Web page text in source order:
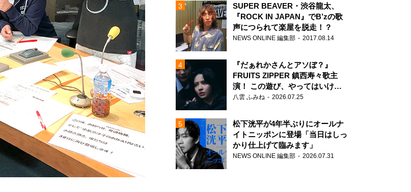
SUPER BEAVER・渋谷龍太、
『ROCK IN JAPAN』でB’zの歌
声につられて楽屋を脱走！？
NEWS ONLINE 編集部 2017.08.14
『だぁれかさんとアソぼ？』
FRUITS ZIPPER 鎮西寿々歌主
演！ この遊び、やってはいけま
せん。
八雲 ふみね 2026.07.25
松下洸平が4年半ぶりにオールナ
イトニッポンに登場「当日はしっ
かり仕上げて臨みます」
NEWS ONLINE 編集部 2026.07.31